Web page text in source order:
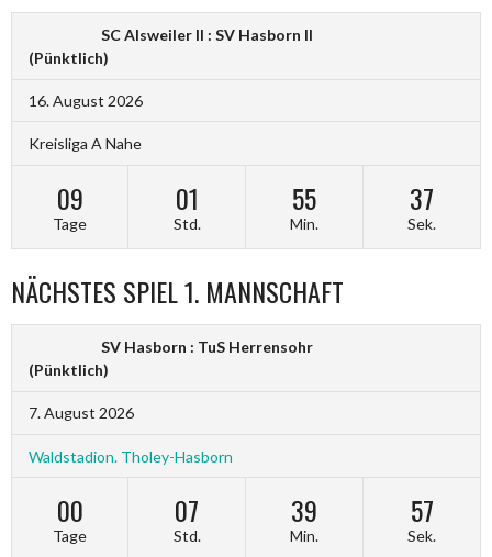
SC Alsweiler II : SV Hasborn II
(Pünktlich)
16. August 2026
Kreisliga A Nahe
09
Tage
01
Std.
55
Min.
37
Sek.
NÄCHSTES SPIEL 1. MANNSCHAFT
SV Hasborn : TuS Herrensohr
(Pünktlich)
7. August 2026
Waldstadion. Tholey-Hasborn
00
Tage
07
Std.
39
Min.
57
Sek.